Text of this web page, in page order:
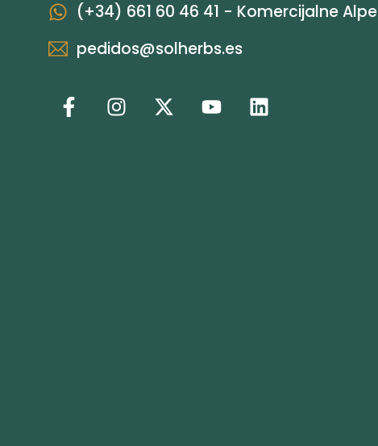
(+34) 661 60 46 41 - Komercijalne Alpe
pedidos@solherbs.es